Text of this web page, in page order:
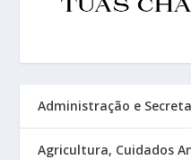
Administração e
Agricultura, Cuidados